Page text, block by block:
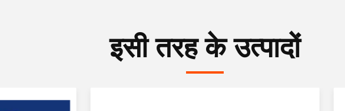
इसी तरह के उत्पादों